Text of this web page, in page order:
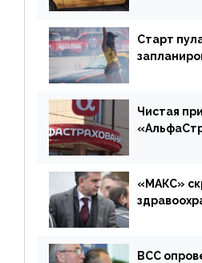
Старт
Чистая
«МАКС»
ВСС